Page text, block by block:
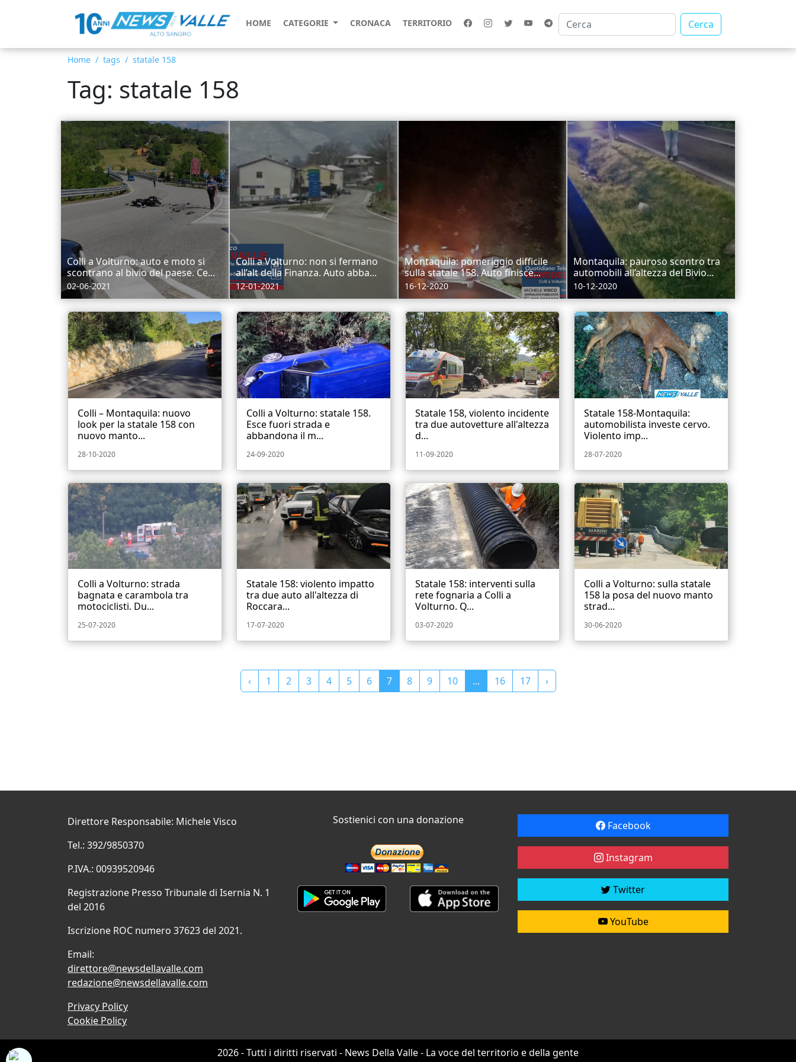
HOME CATEGORIE CRONACA TERRITORIO Cerca
Home tags statale 158
Tag: statale 158
Colli a Volturno: auto e moto si
scontrano al bivio del paese. Ce...
02-06-2021
Colli a Volturno: non si fermano
all’alt della Finanza. Auto abba...
12-01-2021
Montaquila: pomeriggio difficile
sulla statale 158. Auto finisce...
16-12-2020
Montaquila: pauroso scontro tra
automobili all’altezza del Bivio...
10-12-2020
Colli – Montaquila: nuovo
look per la statale 158 con
nuovo manto...
28-10-2020
Colli a Volturno: statale 158.
Esce fuori strada e
abbandona il m...
24-09-2020
Statale 158, violento incidente
tra due autovetture all'altezza
d...
11-09-2020
Statale 158-Montaquila:
automobilista investe cervo.
Violento imp...
28-07-2020
Colli a Volturno: strada
bagnata e carambola tra
motociclisti. Du...
25-07-2020
Statale 158: violento impatto
tra due auto all'altezza di
Roccara...
17-07-2020
Statale 158: interventi sulla
rete fognaria a Colli a
Volturno. Q...
03-07-2020
Colli a Volturno: sulla statale
158 la posa del nuovo manto
strad...
30-06-2020
‹ 1 2 3 4 5 6 7 8 9 10 ... 16 17 ›
Direttore Responsabile: Michele Visco
Tel.: 392/9850370
P.IVA.: 00939520946
Registrazione Presso Tribunale di Isernia N. 1
del 2016
Iscrizione ROC numero 37623 del 2021.
Email:
direttore@newsdellavalle.com
redazione@newsdellavalle.com
Privacy Policy
Cookie Policy
Sostienici con una donazione Facebook
Instagram
Twitter
YouTube
2026 - Tutti i diritti riservati - News Della Valle - La voce del territorio e della gente